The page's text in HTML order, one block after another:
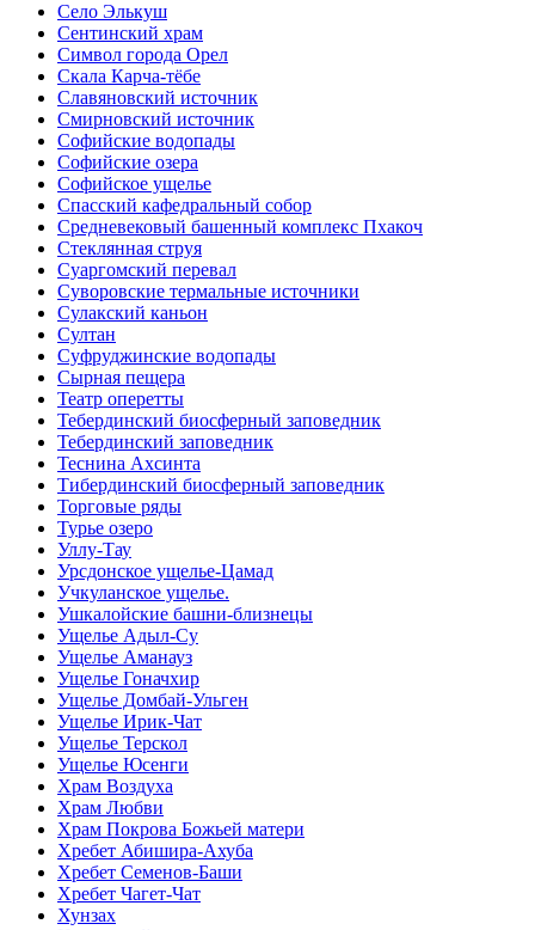
Село Элькуш
Сентинский храм
Символ города Орел
Скала Карча-тёбе
Славяновский источник
Смирновский источник
Софийские водопады
Софийские озера
Софийское ущелье
Спасский кафедральный собор
Средневековый башенный комплекс Пхакоч
Стеклянная струя
Суаргомский перевал
Суворовские термальные источники
Сулакский каньон
Султан
Суфруджинские водопады
Сырная пещера
Театр оперетты
Тебердинский биосферный заповедник
Тебердинский заповедник
Теснина Ахсинта
Тибердинский биосферный заповедник
Торговые ряды
Турье озеро
Уллу-Тау
Урсдонское ущелье-Цамад
Учкуланское ущелье.
Ушкалойские башни-близнецы
Ущелье Адыл-Су
Ущелье Аманауз
Ущелье Гоначхир
Ущелье Домбай-Ульген
Ущелье Ирик-Чат
Ущелье Терскол
Ущелье Юсенги
Храм Воздуха
Храм Любви
Храм Покрова Божьей матери
Хребет Абишира-Ахуба
Хребет Семенов-Баши
Хребет Чагет-Чат
Хунзах